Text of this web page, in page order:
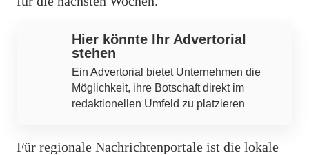
Hier könnte Ihr Advertorial
stehen
Ein Advertorial bietet Unternehmen die
Möglichkeit, ihre Botschaft direkt im
redaktionellen Umfeld zu platzieren
Für regionale Nachrichtenportale ist die lokale